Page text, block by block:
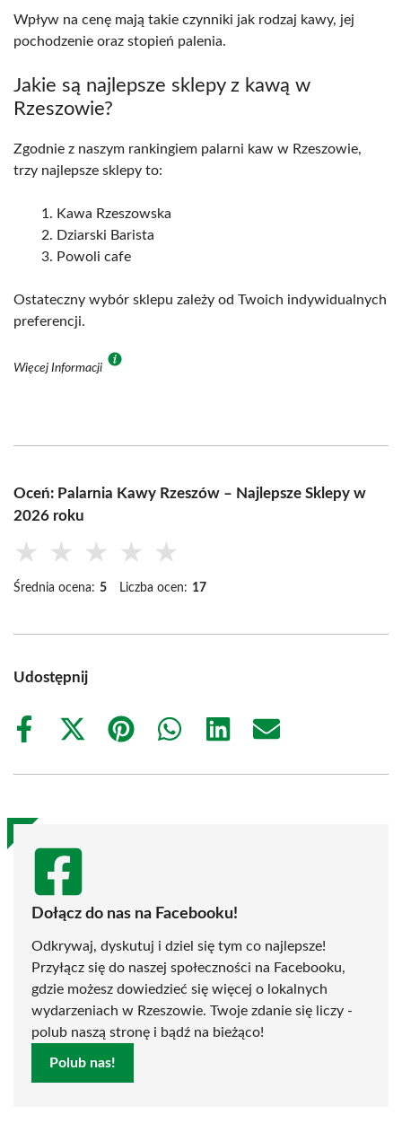
Wpływ na cenę mają takie czynniki jak rodzaj kawy, jej
pochodzenie oraz stopień palenia.
Jakie są najlepsze sklepy z kawą w
Rzeszowie?
Zgodnie z naszym rankingiem palarni kaw w Rzeszowie,
trzy najlepsze sklepy to:
Kawa Rzeszowska
Dziarski Barista
Powoli cafe
Ostateczny wybór sklepu zależy od Twoich indywidualnych
preferencji.
Więcej Informacji
Oceń: Palarnia Kawy Rzeszów – Najlepsze Sklepy w
2026 roku
★ ★ ★ ★ ★
Średnia ocena: 5 Liczba ocen: 17
Udostępnij
Share
Share
(Twitter)
Share
Share
Share
Share
Dołącz do nas na Facebooku!
Odkrywaj, dyskutuj i dziel się tym co najlepsze!
Przyłącz się do naszej społeczności na Facebooku,
gdzie możesz dowiedzieć się więcej o lokalnych
wydarzeniach w Rzeszowie. Twoje zdanie się liczy -
polub naszą stronę i bądź na bieżąco!
Polub nas!